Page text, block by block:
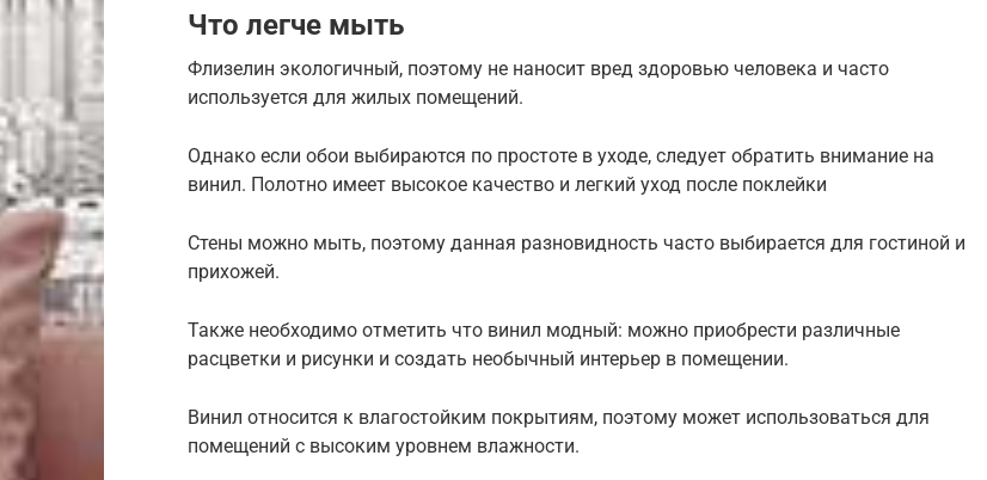
Что легче мыть
Флизелин экологичный, поэтому не наносит вред здоровью человека и часто
используется для жилых помещений.
Однако если обои выбираются по простоте в уходе, следует обратить внимание на
винил. Полотно имеет высокое качество и легкий уход после поклейки
Стены можно мыть, поэтому данная разновидность часто выбирается для гостиной и
прихожей.
Также необходимо отметить что винил модный: можно приобрести различные
расцветки и рисунки и создать необычный интерьер в помещении.
Винил относится к влагостойким покрытиям, поэтому может использоваться для
помещений с высоким уровнем влажности.